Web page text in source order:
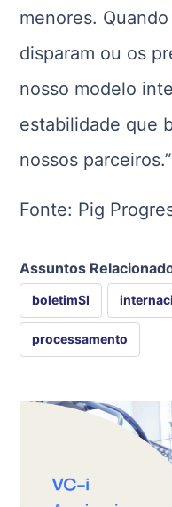
menores.
disparam ou os
nosso modelo
estabilidade que
nossos parceiros.”
Fonte: Pig
Assuntos
boletimSI
processamento